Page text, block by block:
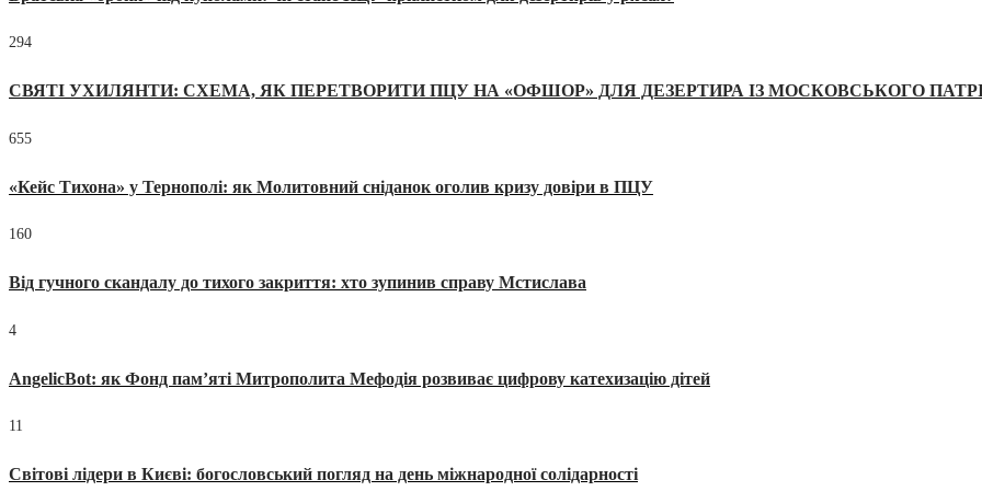
294
СВЯТІ УХИЛЯНТИ: СХЕМА, ЯК ПЕРЕТВОРИТИ ПЦУ НА «ОФШОР» ДЛЯ ДЕЗЕРТИРА ІЗ МОСКОВСЬКОГО
655
«Кейс Тихона» у Тернополі: як Молитовний сніданок оголив кризу довіри в ПЦУ
160
Від гучного скандалу до тихого закриття: хто зупинив справу Мстислава
4
AngelicBot: як Фонд пам’яті Митрополита Мефодія розвиває цифрову катехизацію дітей
11
Світові лідери в Києві: богословський погляд на день міжнародної солідарності